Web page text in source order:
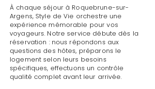
À chaque séjour à Roquebrune-sur-
Argens, Style de Vie orchestre une
expérience mémorable pour vos
voyageurs. Notre service débute dès la
réservation : nous répondons aux
questions des hôtes, préparons le
logement selon leurs besoins
spécifiques, effectuons un contrôle
qualité complet avant leur arrivée.